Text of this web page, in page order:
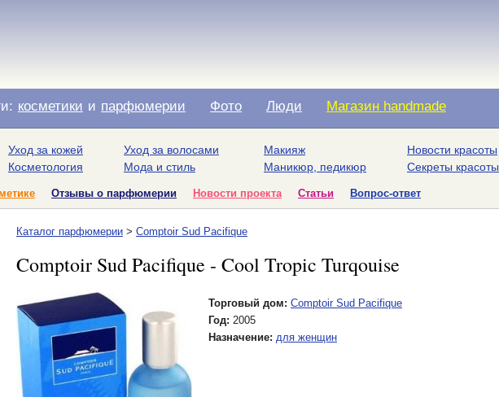
косметики и парфюмерии Фото Люди Магазин handmade
Уход за кожей
Косметология
Уход за волосами
Мода и стиль
Макияж
Маникюр, педикюр
Новости красоты
Секреты красоты
Отзывы о парфюмерии Новости проекта Статьи Вопрос-ответ
Каталог парфюмерии > Comptoir Sud Pacifique
Comptoir Sud Pacifique - Cool Tropic Turqouise
Торговый дом: Comptoir Sud Pacifique
Год: 2005
Назначение: для женщин